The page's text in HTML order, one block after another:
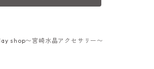
shop〜宮崎水晶アクセサリー〜